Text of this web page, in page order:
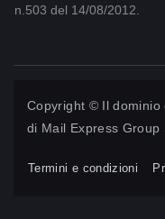
n.503 del 14/08/2012.
Copyright © Il dominio
di Mail Express Group
Termini e condizioni